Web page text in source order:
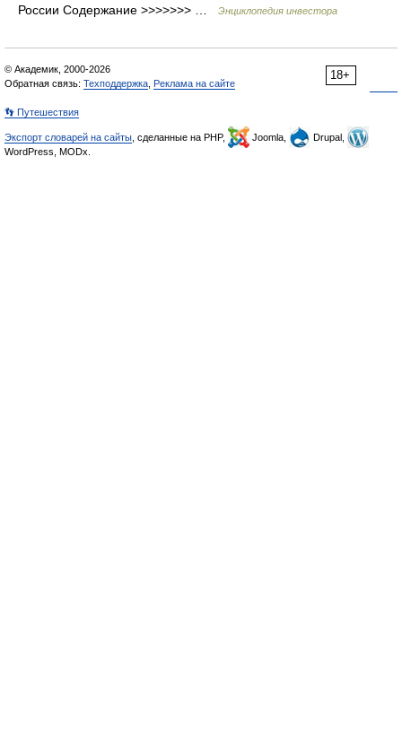
России Содержание >>>>>>> …
Энциклопедия инвестора
18+
© Академик, 2000-2026
Обратная связь: Техподдержка Реклама на сайте
👣 Путешествия
Экспорт словарей на сайты , сделанные на PHP, Joomla,
Drupal,
WordPress, MODx.